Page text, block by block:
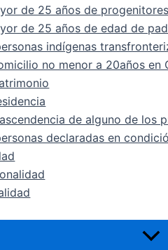
de 25 años de
de 25 años de edad de
indígenas
no menor a 20años en
de alguno de los
declaradas en